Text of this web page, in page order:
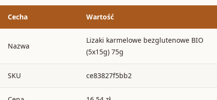
Cecha Wartość
Nazwa
Lizaki karmelowe bezglutenowe BIO
(5x15g) 75g
SKU ce83827f5bb2